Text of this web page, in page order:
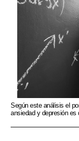
Según este análisis el
ansiedad y depresión